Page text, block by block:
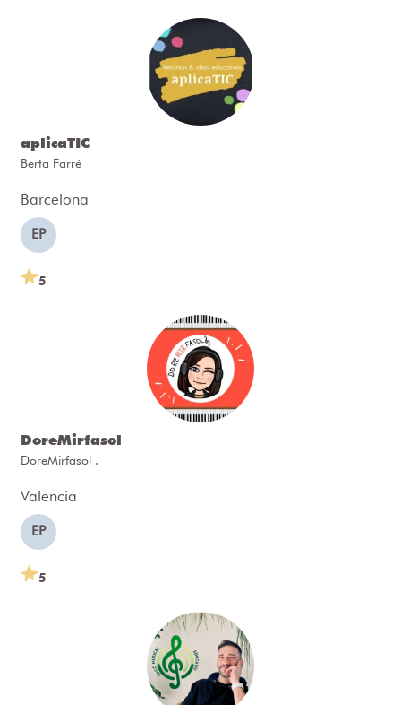
aplicaTIC
Berta Farré
Barcelona
EP
5
DoreMirfasol
DoreMirfasol .
Valencia
EP
5